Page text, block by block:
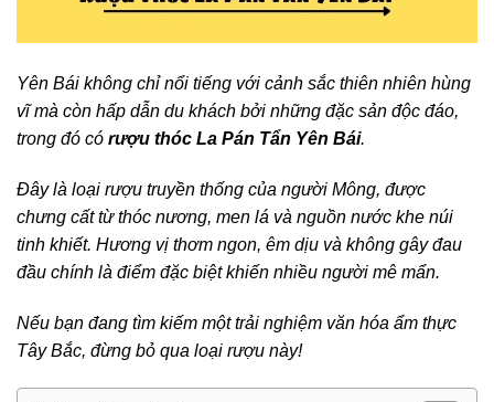
Yên Bái không chỉ nổi tiếng với cảnh sắc thiên nhiên hùng
vĩ mà còn hấp dẫn du khách bởi những đặc sản độc đáo,
trong đó có rượu thóc La Pán Tẩn Yên Bái.
Đây là loại rượu truyền thống của người Mông, được
chưng cất từ thóc nương, men lá và nguồn nước khe núi
tinh khiết. Hương vị thơm ngon, êm dịu và không gây đau
đầu chính là điểm đặc biệt khiến nhiều người mê mẩn.
Nếu bạn đang tìm kiếm một trải nghiệm văn hóa ẩm thực
Tây Bắc, đừng bỏ qua loại rượu này!